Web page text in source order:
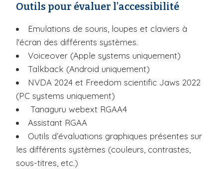
Outils pour évaluer l’accessibilité
Emulations de souris, loupes et claviers à
l'écran des différents systèmes.
Voiceover (Apple systems uniquement)
Talkback (Android uniquement)
NVDA 2024 et Freedom scientific Jaws 2022
(PC systems uniquement)
Tanaguru webext RGAA4
Assistant RGAA
Outils d’évaluations graphiques présentes sur
les différents systèmes (couleurs, contrastes,
sous-titres, etc.)